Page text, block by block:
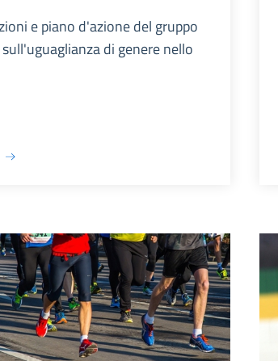
e piano d'azione del gruppo
di genere nello